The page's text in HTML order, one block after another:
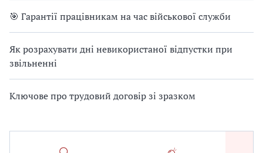
🎯 Гарантії працівникам на час військової служби
Як розрахувати дні невикористаної відпустки при
звільненні
Ключове про трудовий договір зі зразком